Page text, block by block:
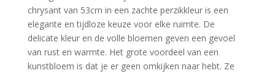
chrysant van 53cm in een zachte perzikkleur is een
elegante en tijdloze keuze voor elke ruimte. De
delicate kleur en de volle bloemen geven een gevoel
van rust en warmte. Het grote voordeel van een
kunstbloem is dat je er geen omkijken naar hebt. Ze